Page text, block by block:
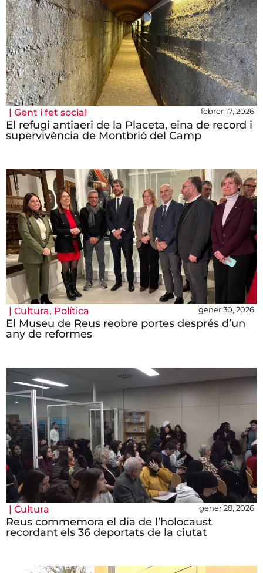
| Gent i fet social febrer 17, 2026
El refugi antiaeri de la Placeta, eina de record i
supervivència de Montbrió del Camp
| Cultura, Política gener 30, 2026
El Museu de Reus reobre portes després d’un
any de reformes
| Cultura gener 28, 2026
Reus commemora el dia de l’holocaust
recordant els 36 deportats de la ciutat